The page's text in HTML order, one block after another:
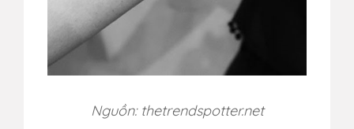
Nguồn: thetrendspotter.net